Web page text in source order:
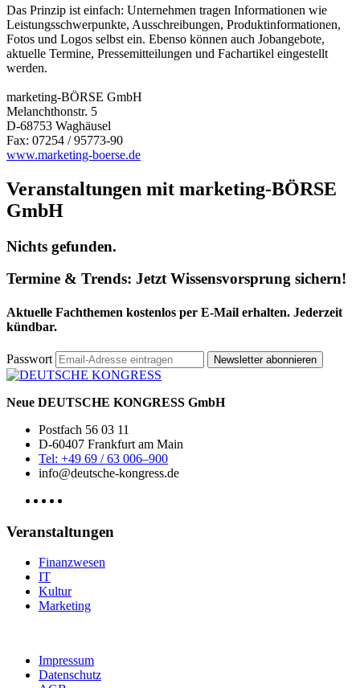
Das Prinzip ist einfach: Unternehmen tragen Informationen wie
Leistungsschwerpunkte, Ausschreibungen, Produktinformationen,
Fotos und Logos selbst ein. Ebenso können auch Jobangebote,
aktuelle Termine, Pressemitteilungen und Fachartikel eingestellt
werden.
marketing-BÖRSE GmbH
Melanchthonstr. 5
D-68753 Waghäusel
Fax: 07254 / 95773-90
www.marketing-boerse.de
Veranstaltungen mit marketing-BÖRSE
GmbH
Nichts gefunden.
Termine & Trends: Jetzt Wissensvorsprung sichern!
Aktuelle Fachthemen kostenlos per E-Mail erhalten. Jederzeit
kündbar.
Passwort Newsletter abonnieren
Neue DEUTSCHE KONGRESS GmbH
Postfach 56 03 11
D-60407 Frankfurt am Main
Tel: +49 69 / 63 006–900
info@deutsche-kongress.de
Veranstaltungen
Finanzwesen
IT
Kultur
Marketing
Impressum
Datenschutz